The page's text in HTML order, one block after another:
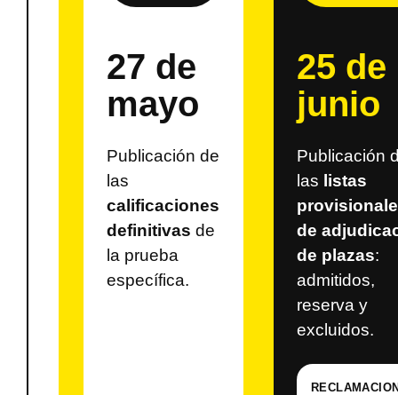
27 de
mayo
Publicación de
las
calificaciones
definitivas de
la prueba
específica.
25 de
junio
Publicación
las listas
de
de plazas:
admitidos,
reserva y
excluidos.